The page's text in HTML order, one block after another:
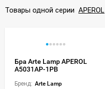
Товары одной серии APEROL
Бра Arte Lamp APEROL
A5031AP-1PB
Бренд: Arte Lamp